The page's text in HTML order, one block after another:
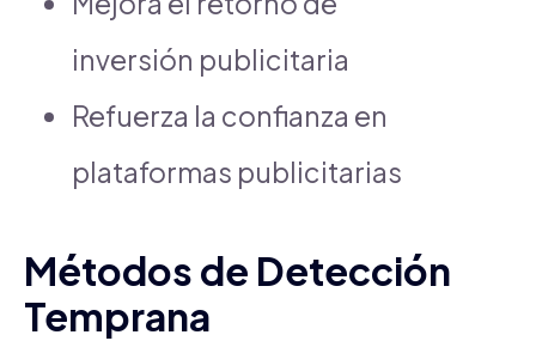
inversión publicitaria
Refuerza la confianza en
plataformas publicitarias
Métodos de Detección
Temprana